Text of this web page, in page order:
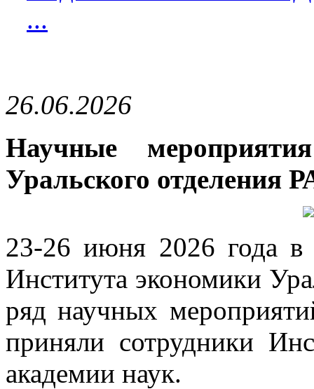
...
26.06.2026
Научные
Уральского отделения
23-26 июня 2026 года в
Института экономики
ряд научных
приняли сотрудники
академии наук.